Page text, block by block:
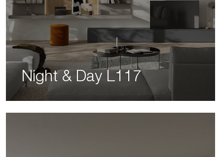
Night & Day L117